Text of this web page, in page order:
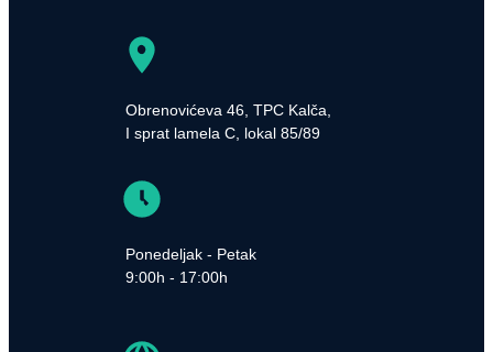
Obrenovićeva 46, TPC Kalča,
I sprat lamela C, lokal 85/89
Ponedeljak - Petak
9:00h - 17:00h